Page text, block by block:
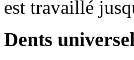
est travaillé
Dents